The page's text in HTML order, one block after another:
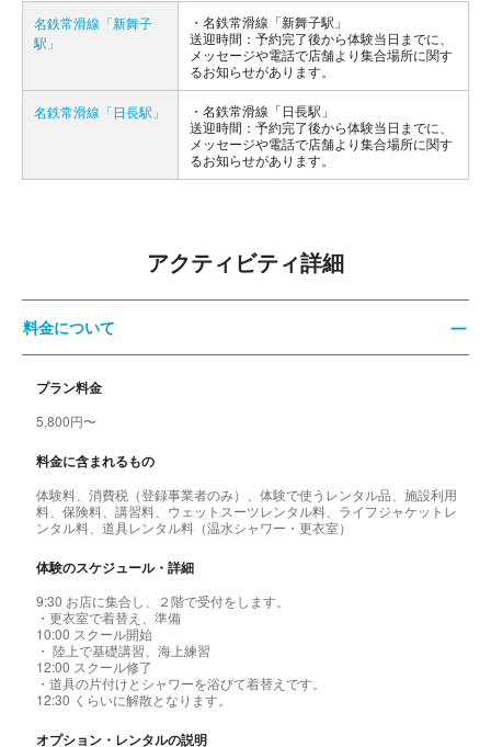
名鉄常滑線「新舞子
駅」
名鉄常滑線「新舞子駅」
送迎時間：予約完了後から体験当日までに、
メッセージや電話で店舗より集合場所に関す
るお知らせがあります。
名鉄常滑線「日長駅」
名鉄常滑線「日長駅」
送迎時間：予約完了後から体験当日までに、
メッセージや電話で店舗より集合場所に関す
るお知らせがあります。
アクティビティ詳細
料金について
プラン料金
5,800円〜
料金に含まれるもの
体験料、消費税（登録事業者のみ）、体験で使うレンタル品、施設利用
料、保険料、講習料、ウェットスーツレンタル料、ライフジャケットレ
ンタル料、道具レンタル料（温水シャワー・更衣室）
体験のスケジュール・詳細
9:30 お店に集合し、２階で受付をします。
・更衣室で着替え、準備
10:00 スクール開始
・ 陸上で基礎講習、海上練習
12:00 スクール修了
・道具の片付けとシャワーを浴びて着替えです。
12:30 くらいに解散となります。
オプション・レンタルの説明